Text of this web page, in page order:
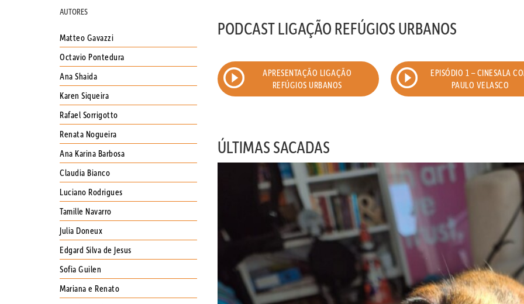
AUTORES
Matteo Gavazzi
Octavio Pontedura
Ana Shaida
Karen Siqueira
Rafael Sorrigotto
Renata Nogueira
Ana Karina Barbosa
Claudia Bianco
Luciano Rodrigues
Tamille Navarro
Julia Doneux
Edgard Silva de Jesus
Sofia Guilen
Mariana e Renato
PODCAST LIGAÇÃO REFÚGIOS URBANOS
EPISÓDIO 109 : PAPO SOBRE
JORNALISMO E ARQUITETURA COM
APRESENTAÇÃO LIGAÇÃO
REFÚGIOS URBANOS
EPISÓDIO 1 – CINESALA
PAULO VELASCO
ÚLTIMAS SACADAS